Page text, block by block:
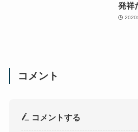
発祥
2020
コメント
コメントする